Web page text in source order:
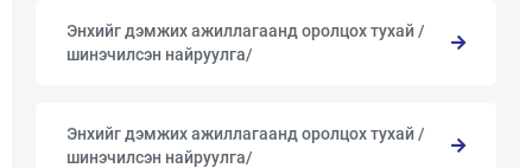
Энхийг дэмжих ажиллагаанд оролцох тухай /
шинэчилсэн найруулга/
Энхийг дэмжих ажиллагаанд оролцох тухай /
шинэчилсэн найруулга/